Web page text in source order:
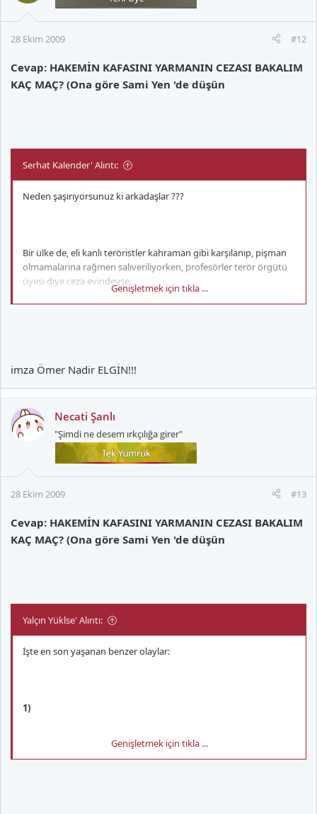
28 Ekim 2009 #12
Cevap: HAKEMİN KAFASINI YARMANIN CEZASI BAKALIM
KAÇ MAÇ? (Ona göre Sami Yen 'de düşün
Serhat Kalender' Alıntı:
Neden şaşırıyorsunuz ki arkadaşlar ???
Bir ülke de, eli kanlı teröristler kahraman gibi karşılanıp, pişman
olmamalarına rağmen salıveriliyorken, profesörler terör örgütü
üyesi diye ceza evindeyse...
Genişletmek için tıkla ...
imza Ömer Nadir ELGİN!!!
Necati Şanlı
"Şimdi ne desem ırkçılığa girer"
28 Ekim 2009 #13
Cevap: HAKEMİN KAFASINI YARMANIN CEZASI BAKALIM
KAÇ MAÇ? (Ona göre Sami Yen 'de düşün
Yalçın Yüklse' Alıntı:
İşte en son yaşanan benzer olaylar:
1)
Genişletmek için tıkla ...